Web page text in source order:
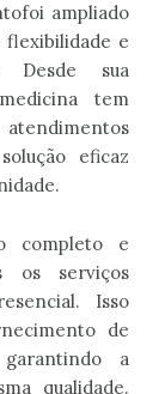
ampliado
flexibilidade e
Desde sua
tem
eficaz
completo e
os serviços
Isso
de
a
qualidade.